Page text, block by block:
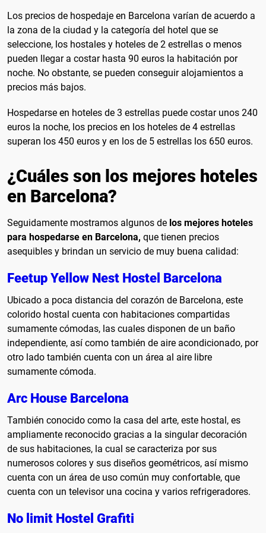
Los precios de hospedaje en Barcelona varían de acuerdo a
la zona de la ciudad y la categoría del hotel que se
seleccione, los hostales y hoteles de 2 estrellas o menos
pueden llegar a costar hasta 90 euros la habitación por
noche. No obstante, se pueden conseguir alojamientos a
precios más bajos.
Hospedarse en hoteles de 3 estrellas puede costar unos 240
euros la noche, los precios en los hoteles de 4 estrellas
superan los 450 euros y en los de 5 estrellas los 650 euros.
¿Cuáles son los mejores hoteles
en Barcelona?
Seguidamente mostramos algunos de los mejores hoteles
para hospedarse en Barcelona, que tienen precios
asequibles y brindan un servicio de muy buena calidad:
Feetup Yellow Nest Hostel Barcelona
Ubicado a poca distancia del corazón de Barcelona, este
colorido hostal cuenta con habitaciones compartidas
sumamente cómodas, las cuales disponen de un baño
independiente, así como también de aire acondicionado, por
otro lado también cuenta con un área al aire libre
sumamente cómoda.
Arc House Barcelona
También conocido como la casa del arte, este hostal, es
ampliamente reconocido gracias a la singular decoración
de sus habitaciones, la cual se caracteriza por sus
numerosos colores y sus diseños geométricos, así mismo
cuenta con un área de uso común muy confortable, que
cuenta con un televisor una cocina y varios refrigeradores.
No limit Hostel Grafiti